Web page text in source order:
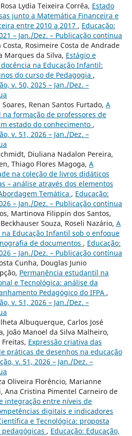
Lydia Teixeira Corrêa, Estado
junto a Matemática Financeira e
entre 2010 a 2017 , Educação:
– Jan./Dez. – Publicação contínua
Rosimeire Costa de Andrade
Marques da Silva, Estágio e
na Educação Infantil:
do curso de Pedagogia ,
v. 50, 2025 – Jan./Dez. –
Soares, Renan Santos Furtado, A
na formação de professores de
estado do conhecimento ,
v. 51, 2026 – Jan./Dez. –
Diuliana Nadalon Pereira,
Thiago Flores Magoga, A
na coleção de livros didáticos
– análise através dos elementos
Temática , Educação:
– Jan./Dez. – Publicação contínua
Martinova Filippin dos Santos,
Souza, Roseli Nazário, A
Educação Infantil sob o enfoque
de documentos , Educação:
– Jan./Dez. – Publicação contínua
Cunha, Douglas Junio
Permanência estudantil na
e Tecnológica: análise da
Pedagógico do IFPA ,
v. 51, 2026 – Jan./Dez. –
Albuquerque, Carlos José
João Manoel da Silva Malheiro,
Expressão criativa das
práticas de desenhos na educação
v. 51, 2026 – Jan./Dez. –
Oliveira Florêncio, Marianne
Ana Cristina Pimentel Carneiro de
integração entre níveis de
digitais e indicadores
e Tecnológica: proposta
, Educação: Educação,